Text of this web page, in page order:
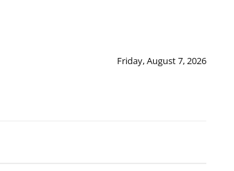
Friday, August 7, 2026